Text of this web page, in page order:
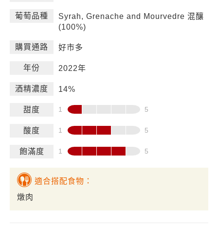
葡萄品種
Syrah, Grenache and Mourvedre 混釀
(100%)
購買通路 好市多
年份 2022年
酒精濃度 14%
甜度
酸度
飽滿度
適合搭配食物：
燉肉